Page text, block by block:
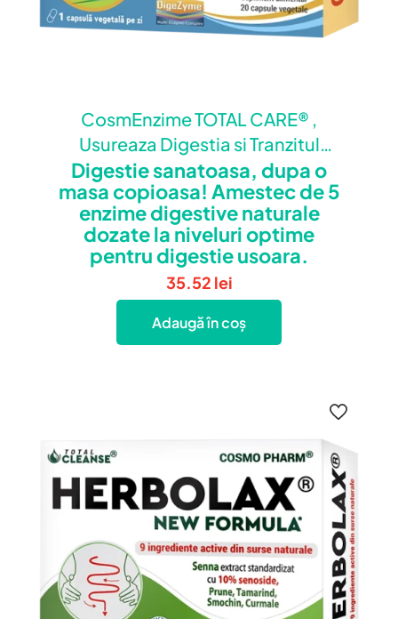
CosmEnzime TOTAL CARE® ,
Usureaza Digestia si Tranzitul
Intestinal
Digestie sanatoasa, dupa o
masa copioasa! Amestec de 5
enzime digestive naturale
dozate la niveluri optime
pentru digestie usoara.
35.52 lei
Adaugă în coș